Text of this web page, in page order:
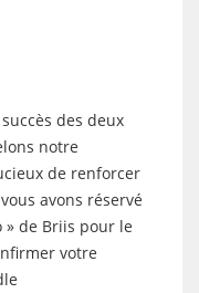
des deux
notre
de renforcer
avons réservé
de Briis pour le
votre